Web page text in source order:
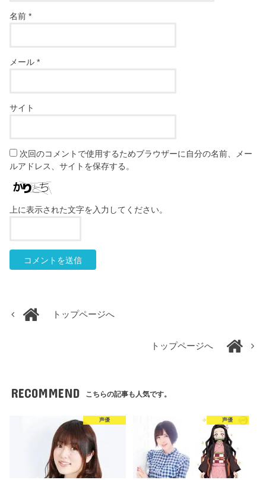
名前*
メール*
サイト
次回のコメントで使用するためブラウザーに自分の名前、メー
ルアドレス、サイトを保存する。
上に表示された文字を入力してください。
トップページへ
トップページへ
RECOMMEND こちらの記事も人気です。
声優 声優